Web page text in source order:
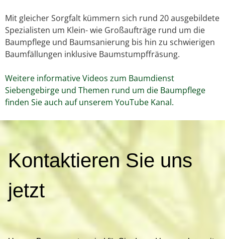
Mit gleicher Sorgfalt kümmern sich rund 20 ausgebildete
Spezialisten um Klein- wie Großaufträge rund um die
Baumpflege und Baumsanierung bis hin zu schwierigen
Baumfällungen inklusive Baumstumpffräsung.
Weitere informative Videos zum Baumdienst
Siebengebirge und Themen rund um die Baumpflege
finden Sie auch auf unserem YouTube Kanal.
o
n
t
Kontaktieren Sie uns
jetzt